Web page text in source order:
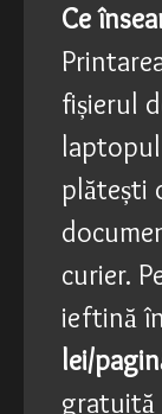
Ce
fișierul
plătești
curier.
ieftină
lei/
gratuită